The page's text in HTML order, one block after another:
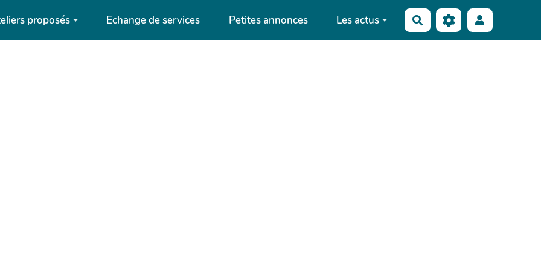
proposés Echange de services Petites annonces Les actus Rechercher